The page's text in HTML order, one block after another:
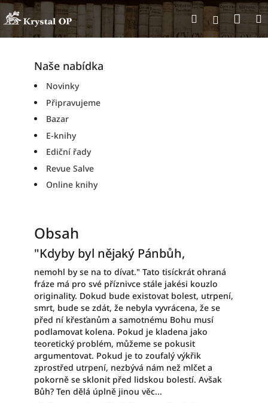
Přejít
na
obsah
Hledat
Naše nabídka
Novinky
Připravujeme
Bazar
E-knihy
Ediční řady
Revue Salve
Online knihy
Obsah
"Kdyby byl nějaký Pánbůh,
nemohl by se na to dívat." Tato tisíckrát ohraná
fráze má pro své příznivce stále jakési kouzlo
originality. Dokud bude existovat bolest, utrpení,
smrt, bude se zdát, že nebyla vyvrácena, že se
před ní křesťanům a samotnému Bohu musí
podlamovat kolena. Pokud je kladena jako
teoretický problém, můžeme se pokusit
argumentovat. Pokud je to zoufalý výkřik
zprostřed utrpení, nezbývá nám než mlčet a
pokorně se sklonit před lidskou bolestí. Avšak
Bůh? Ten dělá úplně jinou věc...